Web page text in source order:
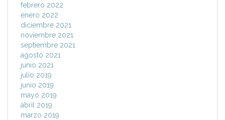
febrero 2022
enero 2022
diciembre 2021
noviembre 2021
septiembre 2021
agosto 2021
junio 2021
julio 2019
junio 2019
mayo 2019
abril 2019
marzo 2019